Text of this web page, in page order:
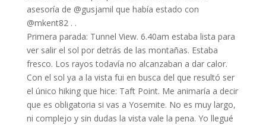
asesoría de @gusjamil que había estado con
@mkent82 . .
Primera parada: Tunnel View. 6.40am estaba lista para
ver salir el sol por detrás de las montañas. Estaba
fresco. Los rayos todavía no alcanzaban a dar calor.
Con el sol ya a la vista fui en busca del que resultó ser
el único hiking que hice: Taft Point. Me animaría a decir
que es obligatoria si vas a Yosemite. No es muy largo,
ni complejo y sin dudas la vista vale la pena. Yo llegué